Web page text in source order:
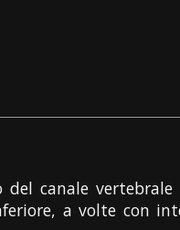
del canale
a volte con